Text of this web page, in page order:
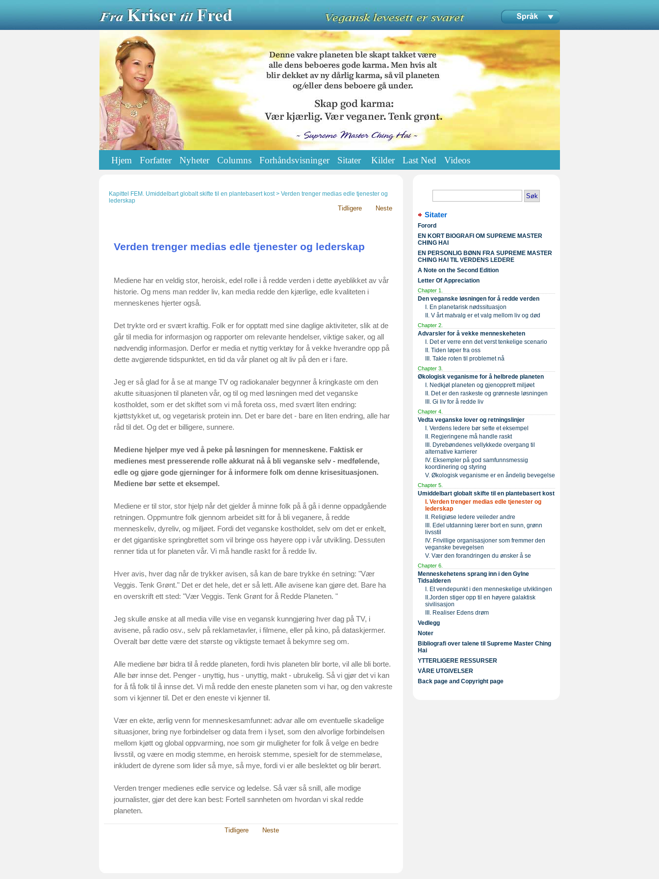
Hjem Forfatter Nyheter Columns Forhåndsvisninger Sitater Kilder Last Ned Videos
Kapittel FEM. Umiddelbart globalt skifte til en plantebasert kost > Verden trenger medias edle tjenester og
lederskap
Tidligere Neste
Verden trenger medias edle tjenester og lederskap
Mediene har en veldig stor, heroisk, edel rolle i å redde verden i dette øyeblikket av vår
historie. Og mens man redder liv, kan media redde den kjærlige, edle kvaliteten i
menneskenes hjerter også.
Det trykte ord er svært kraftig. Folk er for opptatt med sine daglige aktiviteter, slik at de
går til media for informasjon og rapporter om relevante hendelser, viktige saker, og all
nødvendig informasjon. Derfor er media et nyttig verktøy for å vekke hverandre opp på
dette avgjørende tidspunktet, en tid da vår planet og alt liv på den er i fare.
Jeg er så glad for å se at mange TV og radiokanaler begynner å kringkaste om den
akutte situasjonen til planeten vår, og til og med løsningen med det veganske
kostholdet, som er det skiftet som vi må foreta oss, med svært liten endring:
kjøttstykket ut, og vegetarisk protein inn. Det er bare det - bare en liten endring, alle har
råd til det. Og det er billigere, sunnere.
Mediene hjelper mye ved å peke på løsningen for menneskene. Faktisk er
medienes mest presserende rolle akkurat nå å bli veganske selv - medfølende,
edle og gjøre gode gjerninger for å informere folk om denne krisesituasjonen.
Mediene bør sette et eksempel.
Mediene er til stor, stor hjelp når det gjelder å minne folk på å gå i denne oppadgående
retningen. Oppmuntre folk gjennom arbeidet sitt for å bli veganere, å redde
menneskeliv, dyreliv, og miljøet. Fordi det veganske kostholdet, selv om det er enkelt,
er det gigantiske springbrettet som vil bringe oss høyere opp i vår utvikling. Dessuten
renner tida ut for planeten vår. Vi må handle raskt for å redde liv.
Hver avis, hver dag når de trykker avisen, så kan de bare trykke én setning: "Vær
Veggis. Tenk Grønt." Det er det hele, det er så lett. Alle avisene kan gjøre det. Bare ha
en overskrift ett sted: "Vær Veggis. Tenk Grønt for å Redde Planeten. "
Jeg skulle ønske at all media ville vise en vegansk kunngjøring hver dag på TV, i
avisene, på radio osv., selv på reklametavler, i filmene, eller på kino, på dataskjermer.
Overalt bør dette være det største og viktigste temaet å bekymre seg om.
Alle mediene bør bidra til å redde planeten, fordi hvis planeten blir borte, vil alle bli borte.
Alle bør innse det. Penger - unyttig, hus - unyttig, makt - ubrukelig. Så vi gjør det vi kan
for å få folk til å innse det. Vi må redde den eneste planeten som vi har, og den vakreste
som vi kjenner til. Det er den eneste vi kjenner til.
Vær en ekte, ærlig venn for menneskesamfunnet: advar alle om eventuelle skadelige
situasjoner, bring nye forbindelser og data frem i lyset, som den alvorlige forbindelsen
mellom kjøtt og global oppvarming, noe som gir muligheter for folk å velge en bedre
livsstil, og være en modig stemme, en heroisk stemme, spesielt for de stemmeløse,
inkludert de dyrene som lider så mye, så mye, fordi vi er alle beslektet og blir berørt.
Verden trenger medienes edle service og ledelse. Så vær så snill, alle modige
journalister, gjør det dere kan best: Fortell sannheten om hvordan vi skal redde
planeten.
Tidligere Neste
Sitater
Forord
EN KORT BIOGRAFI OM SUPREME MASTER
CHING HAI
EN PERSONLIG BØNN FRA SUPREME MASTER
CHING HAI TIL VERDENS LEDERE
A Note on the Second Edition
Letter Of Appreciation
Chapter 1.
Den veganske løsningen for å redde verden
I. En planetarisk nødssituasjon
II. V årt matvalg er et valg mellom liv og død
Chapter 2.
Advarsler for å vekke menneskeheten
I. Det er verre enn det verst tenkelige scenario
II. Tiden løper fra oss
III. Takle roten til problemet nå
Chapter 3.
Økologisk veganisme for å helbrede planeten
I. Nedkjøl planeten og gjenopprett miljøet
II. Det er den raskeste og grønneste løsningen
III. Gi liv for å redde liv
Chapter 4.
Vedta veganske lover og retningslinjer
I. Verdens ledere bør sette et eksempel
II. Regjeringene må handle raskt
III. Dyrebøndenes vellykkede overgang til
alternative karrierer
IV. Eksempler på god samfunnsmessig
koordinering og styring
V. Økologisk veganisme er en åndelig bevegelse
Chapter 5.
Umiddelbart globalt skifte til en plantebasert kost
I. Verden trenger medias edle tjenester og
lederskap
II. Religiøse ledere veileder andre
III. Edel utdanning lærer bort en sunn, grønn
livsstil
IV. Frivillige organisasjoner som fremmer den
veganske bevegelsen
V. Vær den forandringen du ønsker å se
Chapter 6.
Menneskehetens sprang inn i den Gylne
Tidsalderen
I. Et vendepunkt i den menneskelige utviklingen
II.Jorden stiger opp til en høyere galaktisk
sivilisasjon
III. Realiser Edens drøm
Vedlegg
Noter
Bibliografi over talene til Supreme Master Ching
Hai
YTTERLIGERE RESSURSER
VÅRE UTGIVELSER
Back page and Copyright page